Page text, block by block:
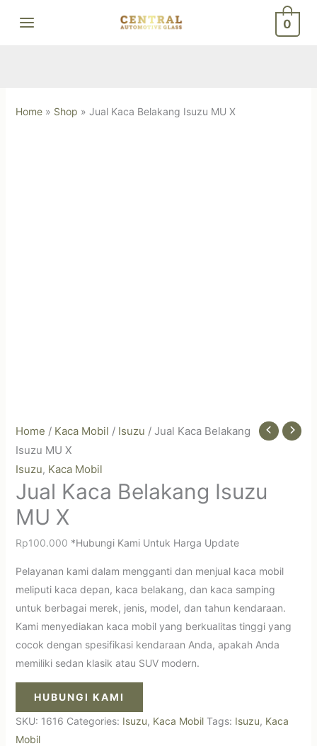
0
Home» Shop » Jual Kaca Belakang Isuzu MU X
Home / Kaca Mobil / Isuzu / Jual Kaca Belakang
Isuzu MU X
Isuzu, Kaca Mobil
Jual Kaca Belakang Isuzu
MU X
Rp100.000 *Hubungi Kami Untuk Harga Update
Pelayanan kami dalam mengganti dan menjual kaca mobil
meliputi kaca depan, kaca belakang, dan kaca samping
untuk berbagai merek, jenis, model, dan tahun kendaraan.
Kami menyediakan kaca mobil yang berkualitas tinggi yang
cocok dengan spesifikasi kendaraan Anda, apakah Anda
memiliki sedan klasik atau SUV modern.
HUBUNGI KAMI
SKU: 1616 Categories: Isuzu, Kaca Mobil Tags: Isuzu, Kaca
Mobil